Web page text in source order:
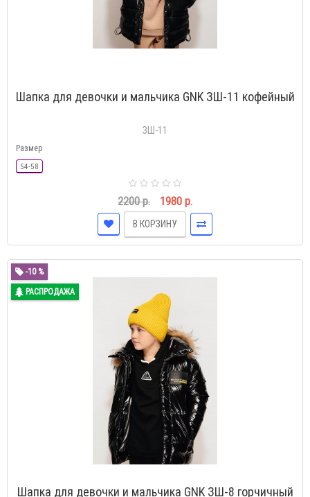
Шапка для девочки и мальчика GNK ЗШ-11 кофейный
ЗШ-11
Размер
54-58
2200 р. 1980 р.
В КОРЗИНУ
-10 %
РАСПРОДАЖА
Шапка для девочки и мальчика GNK ЗШ-8 горчичный